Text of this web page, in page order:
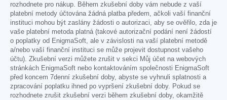
rozhodnete pro nákup. Během zkušební doby vám nebude z vaší
platební metody účtována žádná platba předem, ačkoli vaší finanční
instituci mohou být zaslány žádosti o autorizaci, aby se ověřilo, zda je
vaše platební metoda platná (takové autorizační podání není žádostí
o poplatky od EnigmaSoft, ale v závislosti na vaší platební metodě
a/nebo vaší finanční instituci se může projevit dostupnost vašeho
účtu). Zkušební verzi můžete zrušit v sekci Můj účet na webových
stránkách EnigmaSoft nebo kontaktováním společnosti EnigmaSoft
před koncem 7denní zkušební doby, abyste se vyhnuli splatnosti a
zpracování poplatku ihned po vypršení zkušební doby. Pokud se
rozhodnete zrušit zkušební verzi během zkušební doby, okamžitě